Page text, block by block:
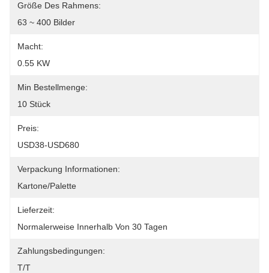
Größe Des Rahmens:
63 ~ 400 Bilder
Macht:
0.55 KW
Min Bestellmenge:
10 Stück
Preis:
USD38-USD680
Verpackung Informationen:
Kartone/Palette
Lieferzeit:
Normalerweise Innerhalb Von 30 Tagen
Zahlungsbedingungen:
T/T